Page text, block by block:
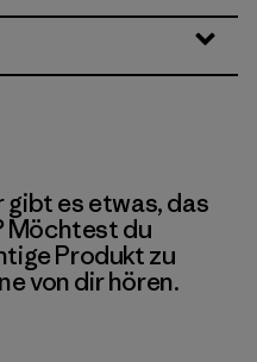
gibt es etwas, das
Möchtest du
Produkt zu
von dir hören.